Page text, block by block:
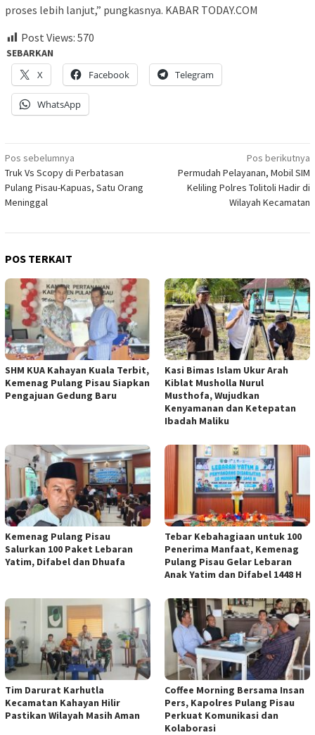
proses lebih lanjut,” pungkasnya. KABAR TODAY.COM
Post Views: 570
SEBARKAN
X
Facebook Telegram
WhatsApp
Navigasi
pos
Pos sebelumnya
Truk Vs Scopy di Perbatasan
Pulang Pisau-Kapuas, Satu Orang
Meninggal
Pos berikutnya
Permudah Pelayanan, Mobil SIM
Keliling Polres Tolitoli Hadir di
Wilayah Kecamatan
POS TERKAIT
SHM KUA Kahayan Kuala Terbit,
Kemenag Pulang Pisau Siapkan
Pengajuan Gedung Baru
Kasi Bimas Islam Ukur Arah
Kiblat Musholla Nurul
Musthofa, Wujudkan
Kenyamanan dan Ketepatan
Ibadah Maliku
Kemenag Pulang Pisau
Salurkan 100 Paket Lebaran
Yatim, Difabel dan Dhuafa
Tebar Kebahagiaan untuk 100
Penerima Manfaat, Kemenag
Pulang Pisau Gelar Lebaran
Anak Yatim dan Difabel 1448 H
Tim Darurat Karhutla
Kecamatan Kahayan Hilir
Pastikan Wilayah Masih Aman
Coffee Morning Bersama Insan
Pers, Kapolres Pulang Pisau
Perkuat Komunikasi dan
Kolaborasi